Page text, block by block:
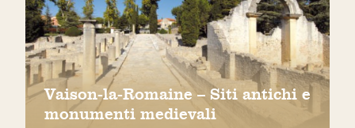
Vaison-la-Romaine – Siti antichi e
monumenti medievali